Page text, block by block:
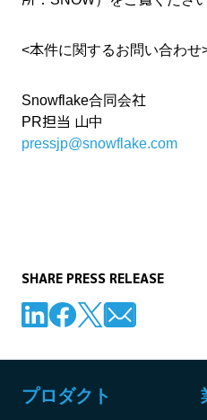
<本件に関するお問い合わせ
Snowflake合同会社
PR担当 山中
pressjp@snowflake.com
SHARE PRESS RELEASE
プロダクト